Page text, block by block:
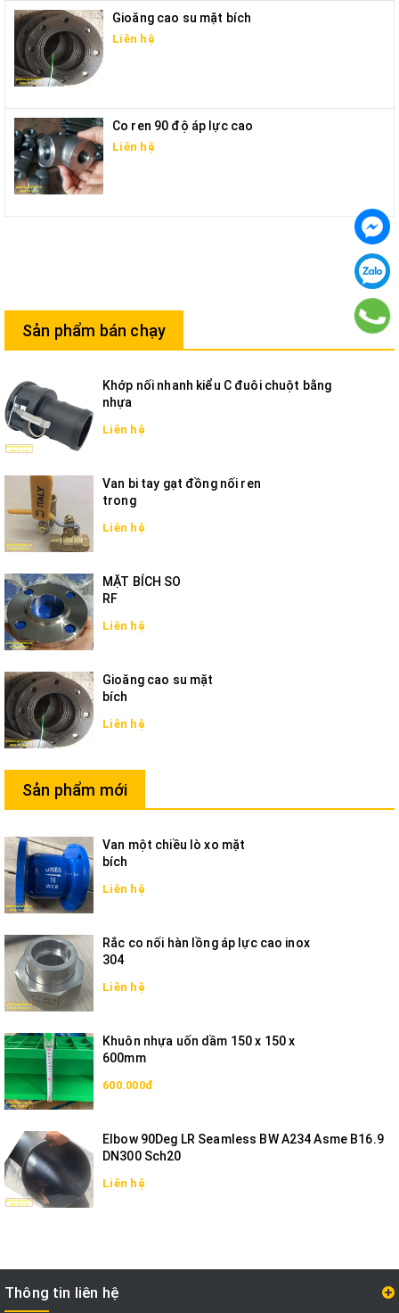
Gioăng cao su mặt bích
Liên hệ
Co ren 90 độ áp lực cao
Liên hệ
Sản phẩm bán chạy
Khớp nối nhanh kiểu C đuôi chuột bằng
nhựa
Liên hệ
Van bi tay gạt đồng nối ren
trong
Liên hệ
MẶT BÍCH SO
RF
Liên hệ
Gioăng cao su mặt
bích
Liên hệ
Sản phẩm mới
Van một chiều lò xo mặt
bích
Liên hệ
Rắc co nối hàn lồng áp lực cao inox
304
Liên hệ
Khuôn nhựa uốn dầm 150 x 150 x
600mm
600.000đ
Elbow 90Deg LR Seamless BW A234 Asme B16.9
DN300 Sch20
Liên hệ
Thông tin liên hệ